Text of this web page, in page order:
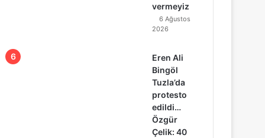
vermeyiz
6 Ağustos
2026
Eren Ali
Bingöl
Tuzla’da
protesto
edildi…
Özgür
Çelik: 40